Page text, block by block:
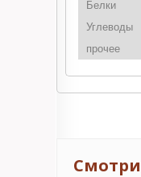
Белки
Углеводы
прочее